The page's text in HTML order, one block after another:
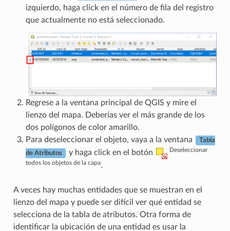
izquierdo, haga click en el número de fila del registro
que actualmente no está seleccionado.
Regrese a la ventana principal de QGIS y mire el
lienzo del mapa. Deberías ver el más grande de los
dos polígonos de color amarillo.
Para deseleccionar el objeto, vaya a la ventana
Tabla
de Atributos y haga click en el botón Deseleccionar
todos los objetos de la capa.
A veces hay muchas entidades que se muestran en el
lienzo del mapa y puede ser difícil ver qué entidad se
selecciona de la tabla de atributos. Otra forma de
identificar la ubicación de una entidad es usar la